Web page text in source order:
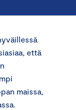
että
maissa,